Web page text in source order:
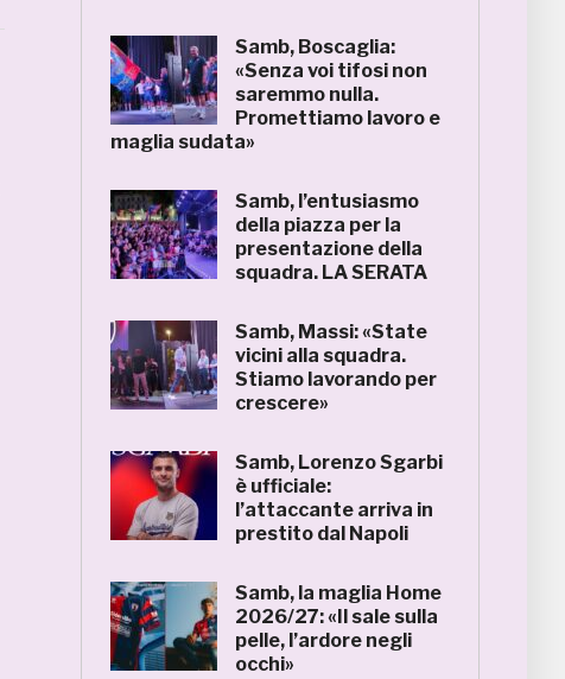
Samb, Boscaglia:
«Senza voi tifosi non
saremmo nulla.
Promettiamo lavoro e
maglia sudata»
Samb, l’entusiasmo
della piazza per la
presentazione della
squadra. LA SERATA
Samb, Massi: «State
vicini alla squadra.
Stiamo lavorando per
crescere»
Samb, Lorenzo Sgarbi
è ufficiale:
l’attaccante arriva in
prestito dal Napoli
Samb, la maglia Home
2026/27: «Il sale sulla
pelle, l’ardore negli
occhi»